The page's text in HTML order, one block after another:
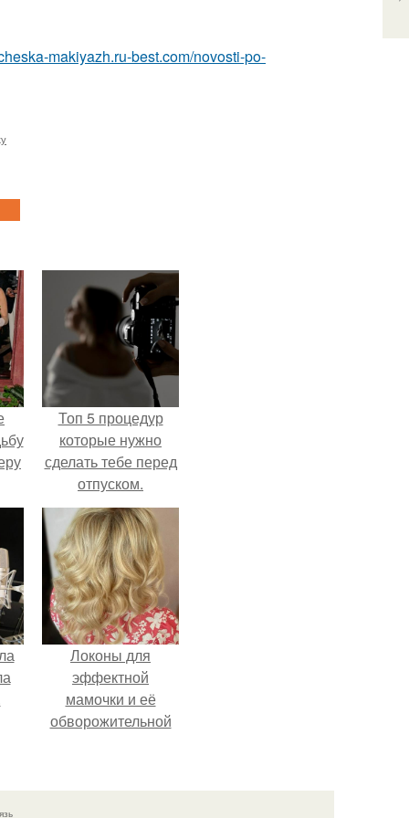
makiyazh.ru-best.com/novosti-po-
Топ 5 процедур
которые нужно
сделать тебе перед
отпуском.
Локоны для
эффектной
мамочки и её
обворожительной